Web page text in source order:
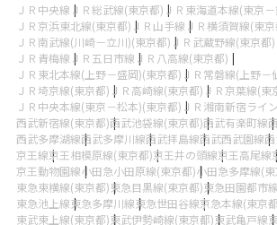
ＪＲ中央線 ＪＲ総武線(東京都) ＪＲ東海道本線(東京
ＪＲ京浜東北線(東京都) ＪＲ山手線 ＪＲ横須賀線(東
ＪＲ南武線(川崎－立川)(東京都) ＪＲ武蔵野線(東京都)
ＪＲ青梅線 ＪＲ五日市線 ＪＲ八高線(東京都)
ＪＲ東北本線(上野－盛岡)(東京都) ＪＲ常磐線(上野－
ＪＲ埼京線(東京都) ＪＲ高崎線(東京都) ＪＲ京葉線(東
ＪＲ中央本線(東京－松本)(東京都) ＪＲ湘南新宿ライ
西武新宿線(東京都)西武池袋線(東京都)西武有楽町線
西武多摩湖線西武多摩川線西武拝島線西武西武園線
京王線京王相模原線(東京都)京王井の頭線京王高尾線
京王動物園線小田急小田原線(東京都)小田急多摩線(
東急東横線(東京都)東急目黒線(東京都)東急田園都市
東急池上線東急多摩川線東急世田谷線京急本線(東京
東武東上線(東京都)東武伊勢崎線(東京都)東武亀戸線